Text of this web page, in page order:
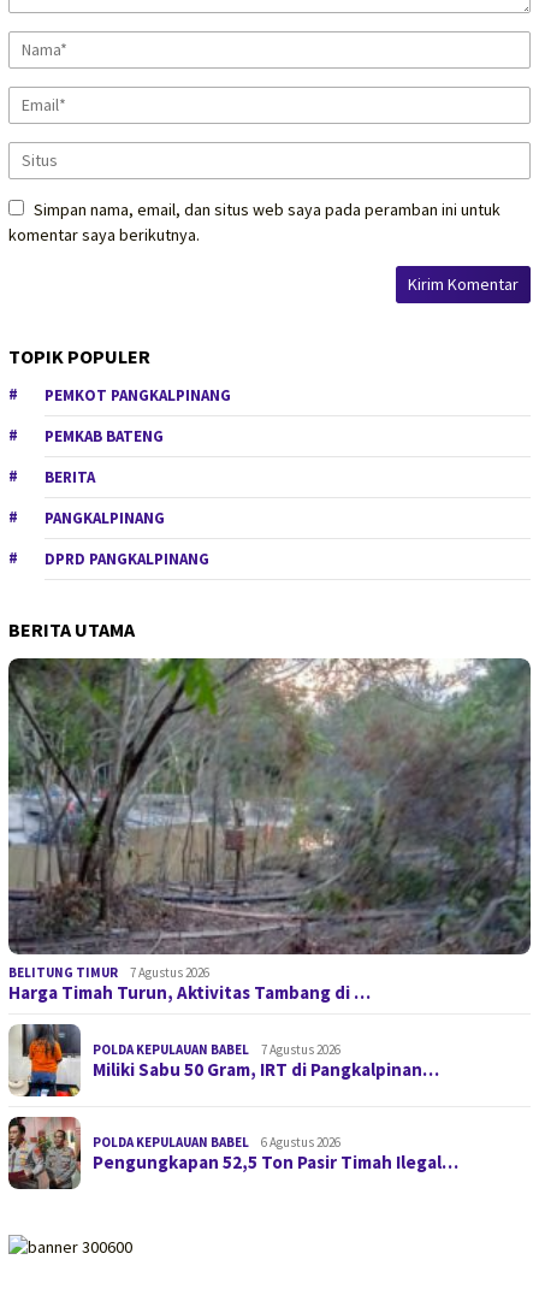
Simpan nama, email, dan situs web saya pada peramban ini untuk
komentar saya berikutnya.
TOPIK POPULER
PEMKOT PANGKALPINANG
PEMKAB BATENG
BERITA
PANGKALPINANG
DPRD PANGKALPINANG
BERITA UTAMA
BELITUNG TIMUR 7 Agustus 2026
Harga Timah Turun, Aktivitas Tambang di …
POLDA KEPULAUAN BABEL 7 Agustus 2026
Miliki Sabu 50 Gram, IRT di Pangkalpinan…
POLDA KEPULAUAN BABEL 6 Agustus 2026
Pengungkapan 52,5 Ton Pasir Timah Ilegal…